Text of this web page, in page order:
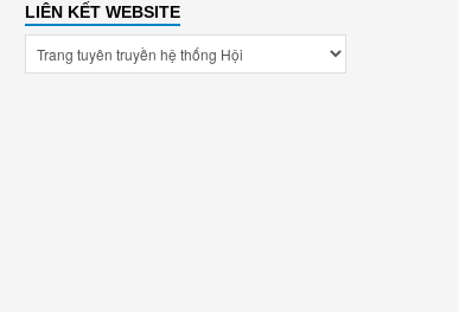
LIÊN KẾT WEBSITE